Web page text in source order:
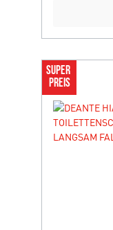
SUPER
PREIS